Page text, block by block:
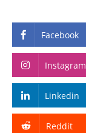
Facebook
Instagram
Linkedin
Reddit